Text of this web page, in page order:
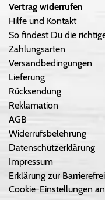
Vertrag widerrufen
Hilfe und Kontakt
So findest Du die
Zahlungsarten
Versandbedingungen
Lieferung
Rücksendung
Reklamation
AGB
Widerrufsbelehrung
Datenschutzerklärung
Impressum
Erklärung zur
Cookie-Einstellungen